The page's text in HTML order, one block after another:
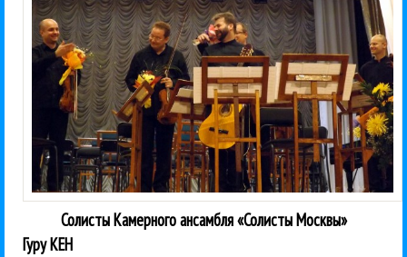
Солисты Камерного ансамбля «Солисты Москвы»
Гуру КЕН